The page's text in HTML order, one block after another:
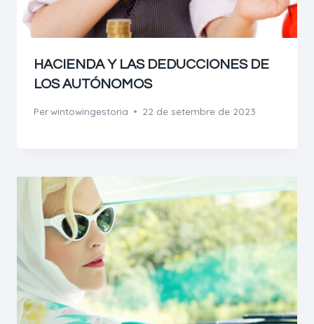
HACIENDA Y LAS DEDUCCIONES DE
LOS AUTÓNOMOS
Perwintowingestoria 22 de setembre de 2023